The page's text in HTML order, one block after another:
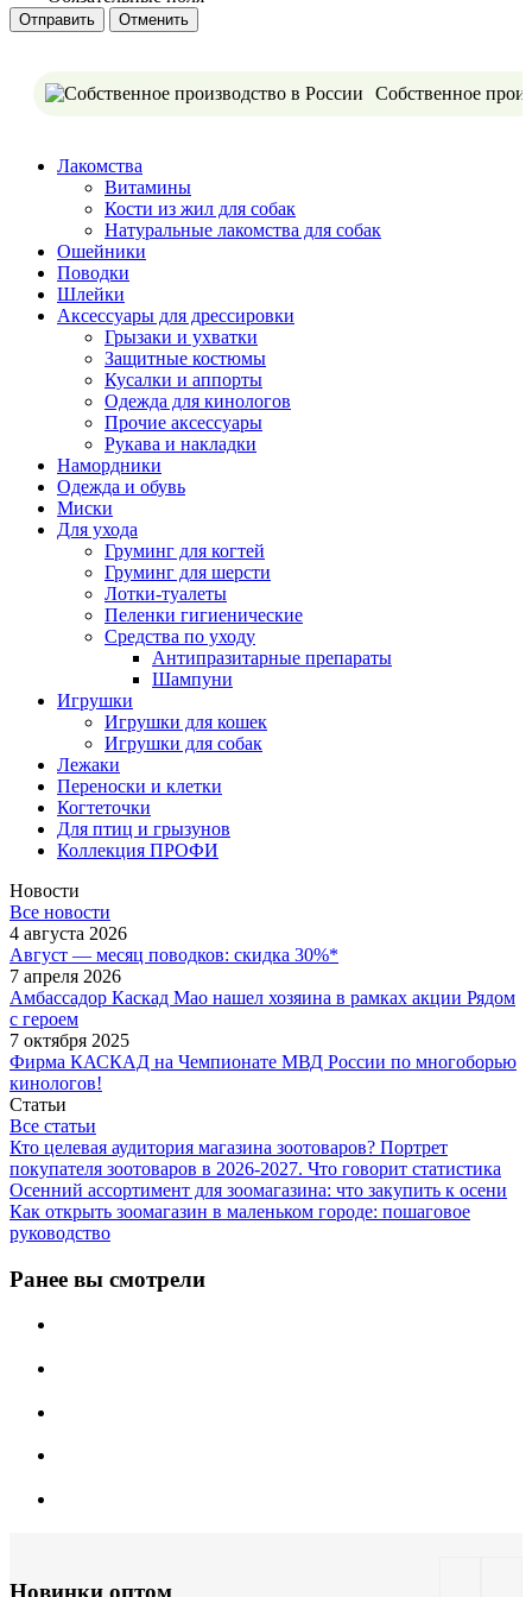
Отменить
Собственное
Лакомства
Витамины
Кости из жил для собак
Натуральные лакомства для собак
Ошейники
Поводки
Шлейки
Аксессуары для дрессировки
Грызаки и ухватки
Защитные костюмы
Кусалки и аппорты
Одежда для кинологов
Прочие аксессуары
Рукава и накладки
Намордники
Одежда и обувь
Миски
Для ухода
Груминг для когтей
Груминг для шерсти
Лотки-туалеты
Пеленки гигиенические
Средства по уходу
Антипразитарные препараты
Шампуни
Игрушки
Игрушки для кошек
Игрушки для собак
Лежаки
Переноски и клетки
Когтеточки
Для птиц и грызунов
Коллекция ПРОФИ
Новости
Все новости
4 августа 2026
Август — месяц поводков: скидка 30%*
7 апреля 2026
Амбассадор Каскад Мао нашел хозяина в рамках акции Рядом
с героем
7 октября 2025
Фирма КАСКАД на Чемпионате МВД России по многоборью
кинологов!
Статьи
Все статьи
Кто целевая аудитория магазина зоотоваров? Портрет
покупателя зоотоваров в 2026-2027. Что говорит статистика
Осенний ассортимент для зоомагазина: что закупить к осени
Как открыть зоомагазин в маленьком городе: пошаговое
руководство
Ранее вы смотрели
Новинки оптом